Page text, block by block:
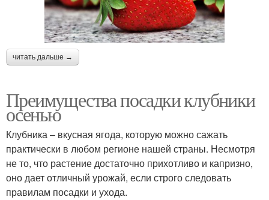
читать дальше →
Преимущества посадки клубники
осенью
Клубника – вкусная ягода, которую можно сажать
практически в любом регионе нашей страны. Несмотря
не то, что растение достаточно прихотливо и капризно,
оно дает отличный урожай, если строго следовать
правилам посадки и ухода.